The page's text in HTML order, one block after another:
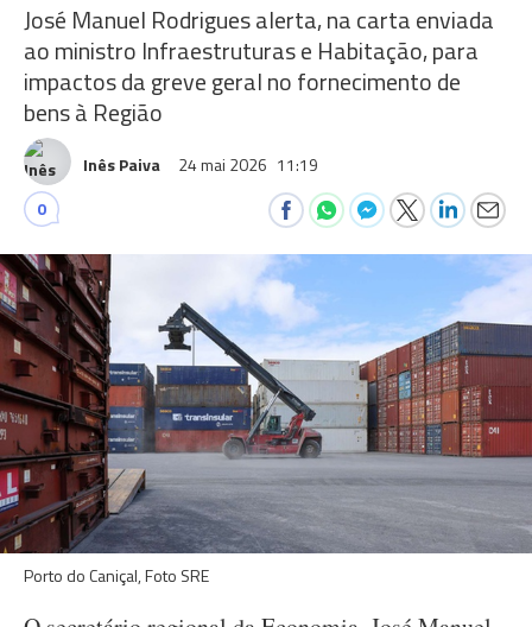
José Manuel Rodrigues alerta, na carta enviada
ao ministro Infraestruturas e Habitação, para
impactos da greve geral no fornecimento de
bens à Região
Inês Paiva 24 mai 2026 11:19
0
Porto do Caniçal, Foto SRE